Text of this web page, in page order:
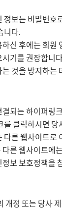
정보는 비밀번호
니다.
신 후에는 회원
기를 권장합니
것을 방지하는
되는 하이퍼링
를 클릭하시면 당
다른 웹사이트로
른 웹사이트에
보 보호정책을
개정 또는 당사